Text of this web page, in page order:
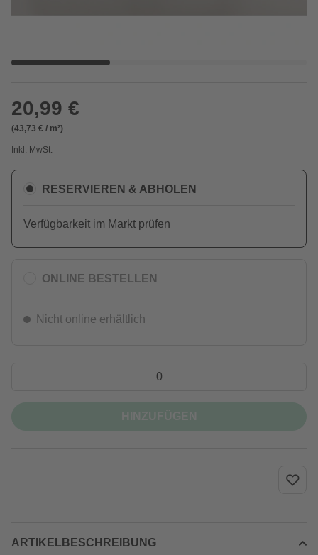
20,99 €
(43,73 € / m²)
Inkl. MwSt.
RESERVIEREN & ABHOLEN
Verfügbarkeit im Markt prüfen
ONLINE BESTELLEN
Nicht online erhältlich
ARTIKELBESCHREIBUNG